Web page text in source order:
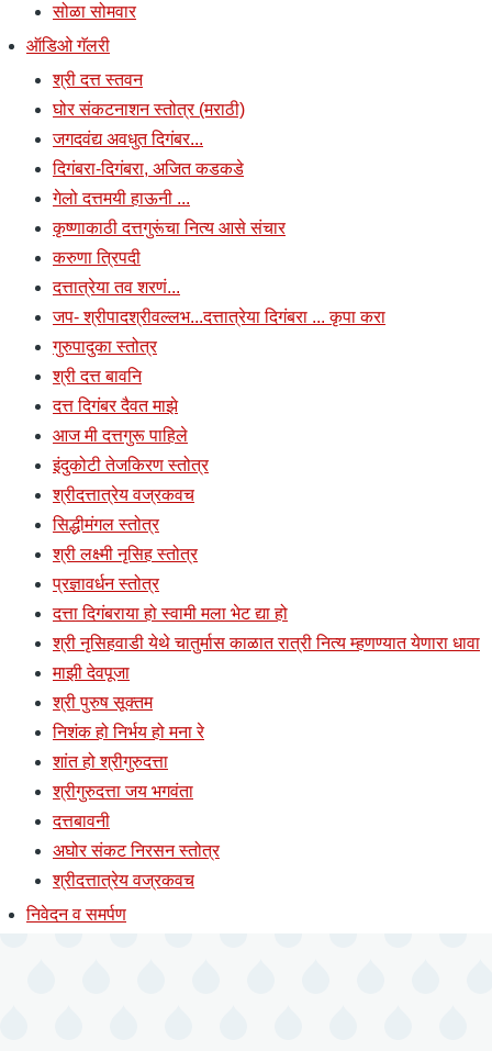
सोळा सोमवार
ऑडिओ गॅलरी
श्री दत्त स्तवन
घोर संकटनाशन स्तोत्र (मराठी)
जगदवंद्य अवधुत दिगंबर...
दिगंबरा-दिगंबरा, अजित कडकडे
गेलो दत्तमयी हाऊनी ...
कृष्णाकाठी दत्तगुरूंचा नित्य आसे संचार
करुणा त्रिपदी
दत्तात्रेया तव शरणं...
जप- श्रीपादश्रीवल्लभ...दत्तात्रेया दिगंबरा ... कृपा करा
गुरुपादुका स्तोत्र
श्री दत्त बावनि
दत्त दिगंबर दैवत माझे
आज मी दत्तगुरू पाहिले
इंदुकोटी तेजकिरण स्तोत्र
श्रीदत्तात्रेय वज्रकवच
सिद्धीमंगल स्तोत्र
श्री लक्ष्मी नृसिह स्तोत्र
प्रज्ञावर्धन स्तोत्र
दत्ता दिगंबराया हो स्वामी मला भेट द्या हो
श्री नृसिहवाडी येथे चातुर्मास काळात रात्री नित्य म्हणण्यात येणारा धावा
माझी देवपूजा
श्री पुरुष सूक्तम
निशंक हो निर्भय हो मना रे
शांत हो श्रीगुरुदत्ता
श्रीगुरुदत्ता जय भगवंता
दत्तबावनी
अघोर संकट निरसन स्तोत्र
श्रीदत्तात्रेय वज्रकवच
निवेदन व समर्पण